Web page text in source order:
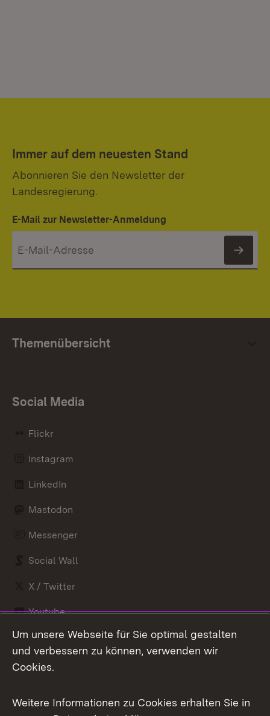
Immer auf dem neuesten Stand
Abonnieren Sie den Newsletter der
Landesregierung.
E-Mail zur Newsletter-Anmeldung
Themenübersicht
Social Media
Flickr
Instagram
LinkedIn
Mastodon
Messenger
Social Wall
X / Twitter
Youtube
Impressum
Datenschutz
Cookies
Um unsere Webseite für Sie optimal gestalten
und verbessern zu können, verwenden wir
Cookies.
Weitere Informationen zu Cookies erhalten Sie in